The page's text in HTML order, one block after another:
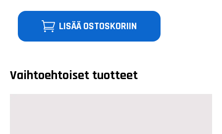
LISÄÄ OSTOSKORIIN
Vaihtoehtoiset tuotteet